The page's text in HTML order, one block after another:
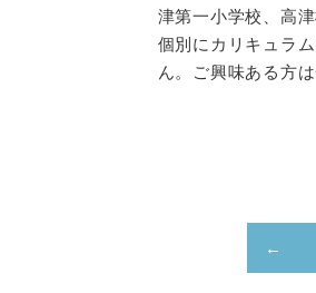
津第一小学校、高
個別にカリキュラ
ん。ご興味ある方